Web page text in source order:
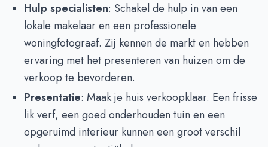
Hulp specialisten: Schakel de hulp in van een
lokale makelaar en een professionele
woningfotograaf. Zij kennen de markt en hebben
ervaring met het presenteren van huizen om de
verkoop te bevorderen.
Presentatie: Maak je huis verkoopklaar. Een frisse
lik verf, een goed onderhouden tuin en een
opgeruimd interieur kunnen een groot verschil